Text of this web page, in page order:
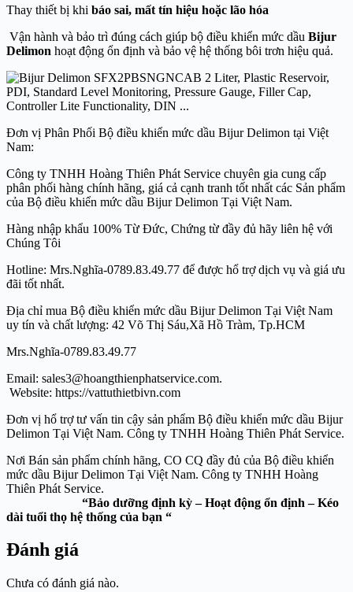
Thay thiết bị khi báo sai, mất tín hiệu hoặc lão hóa
Vận hành và bảo trì đúng cách giúp bộ điều khiển mức dầu Bijur
Delimon hoạt động ổn định và bảo vệ hệ thống bôi trơn hiệu quả.
Đơn vị Phân Phối Bộ điều khiển mức dầu Bijur Delimon tại Việt
Nam:
Công ty TNHH Hoàng Thiên Phát Service chuyên gia cung cấp
phân phối hàng chính hãng, giá cả cạnh tranh tốt nhất các Sản phẩm
của Bộ điều khiển mức dầu Bijur Delimon Tại Việt Nam.
Hàng nhập khẩu 100% Từ Đức, Chứng từ đầy đủ hãy liên hệ với
Chúng Tôi
Hotline: Mrs.Nghĩa-0789.83.49.77 để được hổ trợ dịch vụ và giá ưu
đãi tốt nhất.
Địa chỉ mua Bộ điều khiển mức dầu Bijur Delimon Tại Việt Nam
uy tín và chất lượng: 42 Võ Thị Sáu,Xã Hồ Tràm, Tp.HCM
Mrs.Nghĩa-0789.83.49.77
Email: sales3@hoangthienphatservice.com.
Website: https://vattuthietbivn.com
Đơn vị hổ trợ tư vấn tin cậy sản phẩm Bộ điều khiển mức dầu Bijur
Delimon Tại Việt Nam. Công ty TNHH Hoàng Thiên Phát Service.
Nơi Bán sản phẩm chính hãng, CO CQ đầy đủ của Bộ điều khiển
mức dầu Bijur Delimon Tại Việt Nam. Công ty TNHH Hoàng
Thiên Phát Service.
“Bảo dưỡng định kỳ – Hoạt động ổn định – Kéo
dài tuổi thọ hệ thống của bạn “
Đánh giá
Chưa có đánh giá nào.